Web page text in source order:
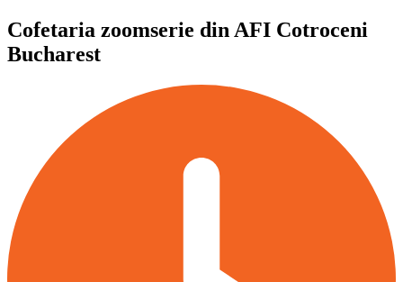
Cofetaria zoomserie din AFI Cotroceni
Bucharest